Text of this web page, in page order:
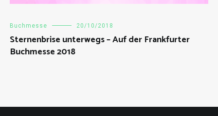
Buchmesse 20/10/2018
Sternenbrise unterwegs – Auf der Frankfurter
Buchmesse 2018